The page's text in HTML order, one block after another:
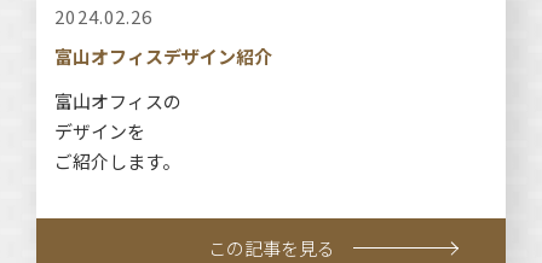
2024.02.26
富山オフィスデザイン紹介
富山オフィスの
デザインを
ご紹介します。
この記事を見る